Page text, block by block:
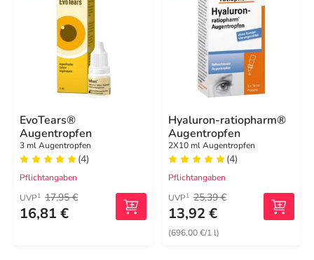
EvoTears®
Augentropfen
3 ml Augentropfen
(4)
Pflichtangaben
UVP1 17,95 €
16,81 €
Hyaluron-ratiopharm®
Augentropfen
2X10 ml Augentropfen
(4)
Pflichtangaben
UVP1 25,39 €
13,92 €
(696,00 €/1 l)